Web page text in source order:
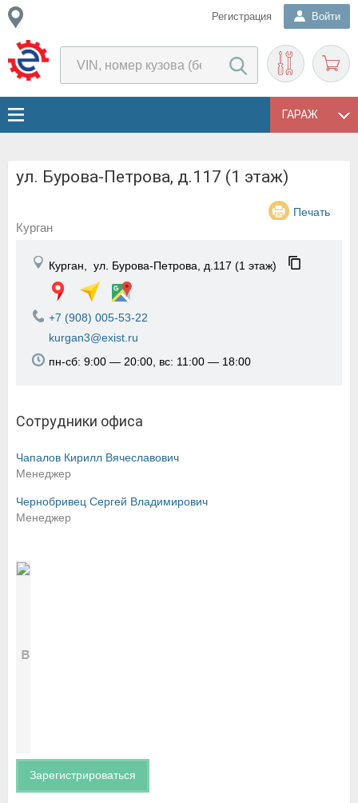
Регистрация Войти
ГАРАЖ
ул. Бурова-Петрова, д.117 (1 этаж)
Печать
Курган
Курган, ул. Бурова-Петрова, д.117 (1 этаж)
+7 (908) 005-53-22
kurgan3@exist.ru
пн-сб: 9:00 — 20:00, вс: 11:00 — 18:00
Сотрудники офиса
Чапалов Кирилл Вячеславович
Менеджер
Чернобривец Сергей Владимирович
Менеджер
Зарегистрироваться